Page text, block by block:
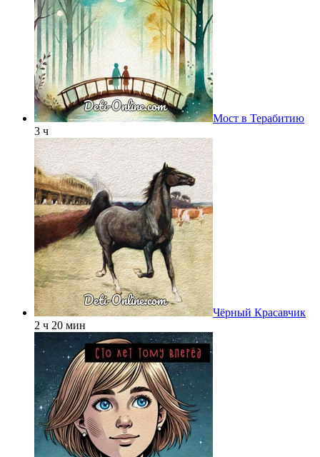
Мост в Терабитию
3 ч
Чёрный Красавчик
2 ч 20 мин